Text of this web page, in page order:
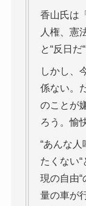
香山氏は
人権、憲
と“反日だ
しかし、
係ない。
のことが
ろう。愉
“あんな人
たくない
現の自由
量の車が